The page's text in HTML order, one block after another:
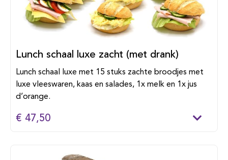
Lunch schaal luxe zacht (met drank)
Lunch schaal luxe met 15 stuks zachte broodjes met
luxe vleeswaren, kaas en salades, 1x melk en 1x jus
d’orange.
€ 47,50